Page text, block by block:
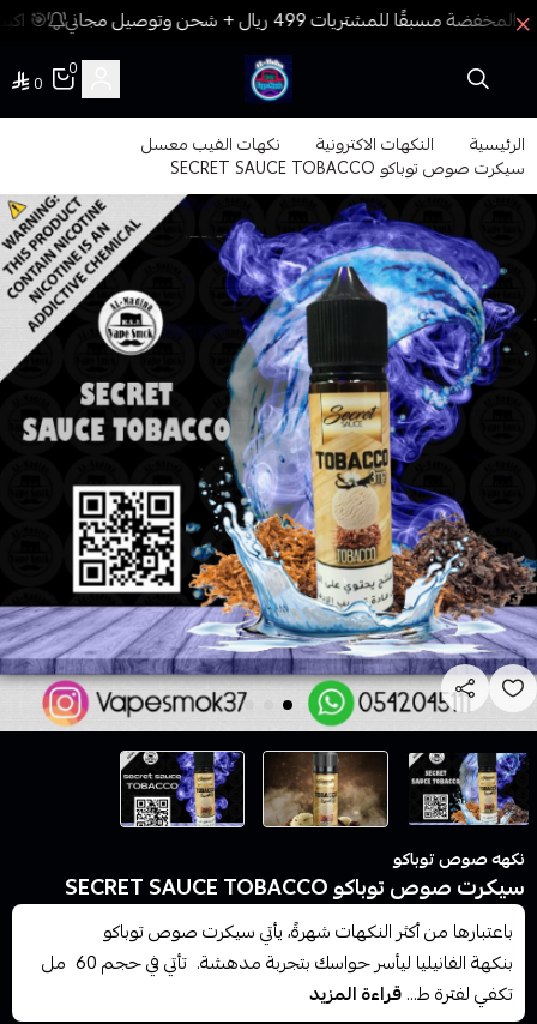
🎯
فيب المدينة
0
0
الرئيسية النكهات الاكترونية نكهات الفيب معسل
سيكرت صوص توباكو SECRET SAUCE TOBACCO
نكهه صوص توباكو
سيكرت صوص توباكو SECRET SAUCE TOBACCO
باعتبارها من أكثر النكهات شهرةً، يأتي سيكرت صوص توباكو
بنكهة الفانيليا ليأسر حواسك بتجربة مدهشة. تأتي في حجم 60 مل
تكفي لفترة ط...قراءة المزيد